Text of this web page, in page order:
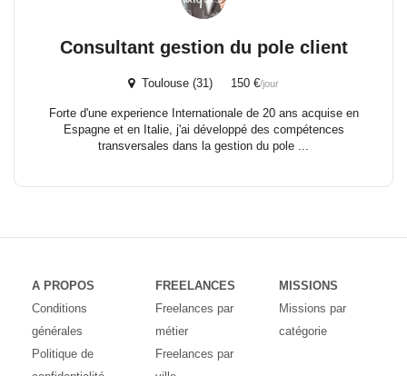
Consultant gestion du pole client
Toulouse (31) 150 €/jour
Forte d'une experience Internationale de 20 ans acquise en
Espagne et en Italie, j'ai développé des compétences
transversales dans la gestion du pole ...
A PROPOS
Conditions
générales
Politique de
FREELANCES
Freelances par
métier
Freelances par
MISSIONS
Missions par
catégorie